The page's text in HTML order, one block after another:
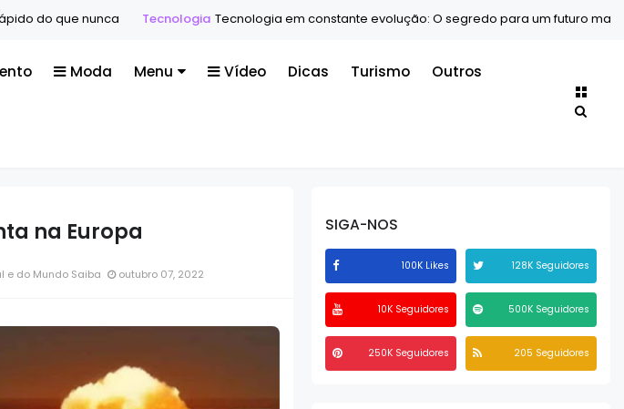
do que nunca Tecnologia Tecnologia em constante evolução: O segredo para um futuro mais
Moda Menu Vídeo Dicas Turismo Outros
na Europa
e do Mundo Saiba outubro 07, 2022
SIGA-NOS
100K Likes 128K Seguidores
10K Seguidores 500K Seguidores
250K Seguidores 205 Seguidores